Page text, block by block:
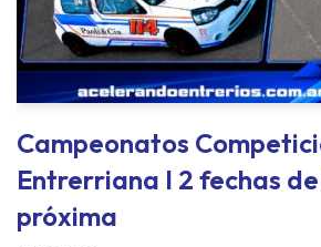
Campeonatos
Entrerriana I 2 fechas
próxima